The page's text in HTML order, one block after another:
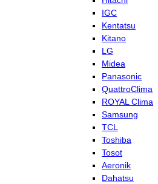
IGC
Kentatsu
Kitano
LG
Midea
Panasonic
QuattroClima
ROYAL Clima
Samsung
TCL
Toshiba
Tosot
Aeronik
Dahatsu